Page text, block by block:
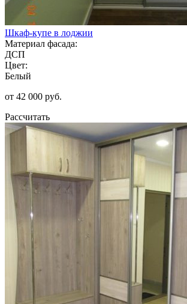
Шкаф-купе в лоджии
Материал фасада:
ДСП
Цвет:
Белый
от 42 000 руб.
Рассчитать